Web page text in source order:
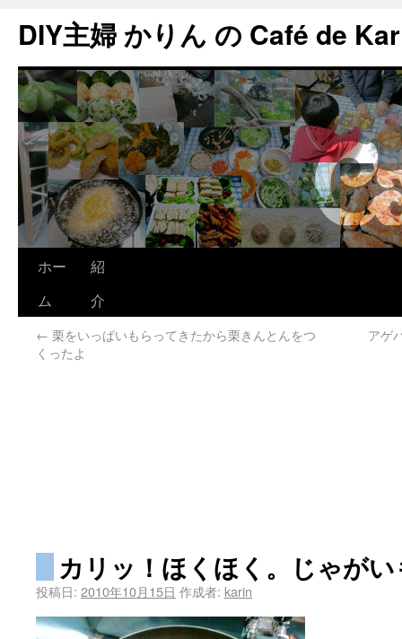
DIY主婦 かりん の Café de
ホー
ム
紹
介
← 栗をいっぱいもらってきたから栗きんとんをつ
くったよ
アゲ
カリッ！ほくほく。じゃが
投稿日: 2010年10月15日 作成者: karin